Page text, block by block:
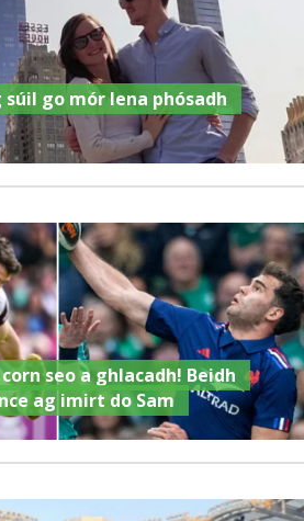
go mór lena phósadh
seo a ghlacadh! Beidh
ag imirt do Sam